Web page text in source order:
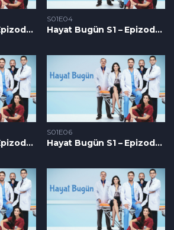
Hayat Bugün S1 – Epizoda 03
S01E04
Hayat Bugün S1 – Epizoda 04
Hayat Bugün S1 – Epizoda 05
S01E06
Hayat Bugün S1 – Epizoda 06